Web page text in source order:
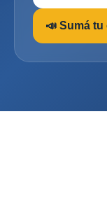
📣 Sumá